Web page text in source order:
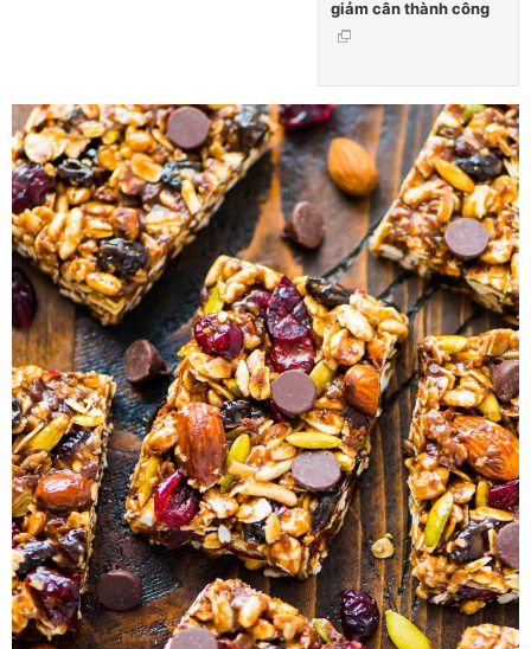
giảm cân thành công